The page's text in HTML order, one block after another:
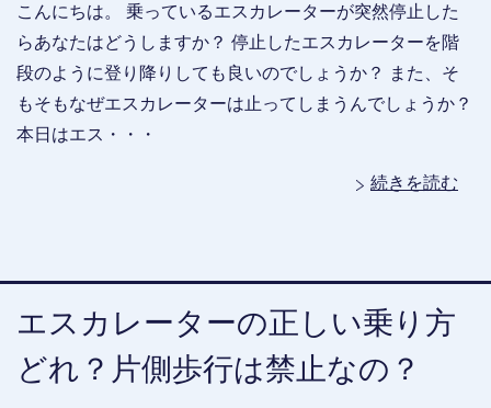
こんにちは。 乗っているエスカレーターが突然停止した
らあなたはどうしますか？ 停止したエスカレーターを階
段のように登り降りしても良いのでしょうか？ また、そ
もそもなぜエスカレーターは止ってしまうんでしょうか？
本日はエス・・・
続きを読む
エスカレーターの正しい乗り方
どれ？片側歩行は禁止なの？